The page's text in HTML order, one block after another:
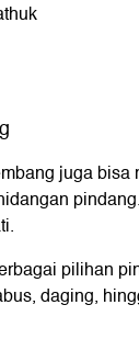
juga bisa
pilihan
daging,